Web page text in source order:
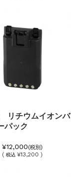
リチウムイオンバ
パック
¥12,000(税別)
(税込 ¥13,200 )